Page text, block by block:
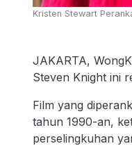
Kristen Stewart
JAKARTA,
Steven Knight ini
Film yang
tahun 1990-an,
perselingkuhan